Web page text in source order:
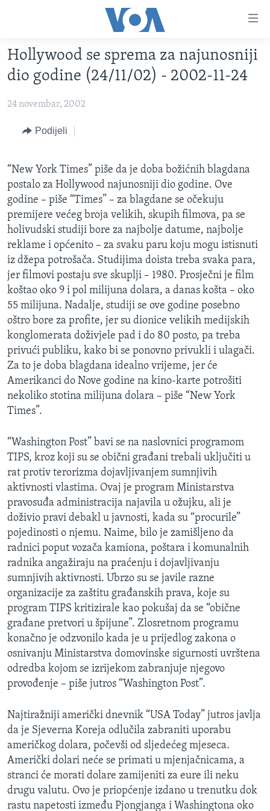
glavni
sadržaj
na
navigaciju
na
pretragu
TV PROGRAM
VIDEO
FOTOGRAFIJE DANA
VIJESTI
BOSNA I HERCEGOVINA
SVIJET
SPECIJALNI PROJEKTI
KORUPCIJA
SLOBODA MEDIJA
ŽENSKA STRANA
IZBJEGLIČKA STRANA
MAGAZIN
O GLASU AMERIKE
Learning English
PRATITE NAS
Hollywood se sprema za najunosniji
dio godine (24/11/02) - 2002-11-24
24 novembar, 2002
Podijeli
“New York Times” piše da je doba božićnih blagdana
postalo za Hollywood najunosniji dio godine. Ove
godine – piše “Times” – za blagdane se očekuju
premijere većeg broja velikih, skupih filmova, pa se
holivudski studiji bore za najbolje datume, najbolje
reklame i općenito – za svaku paru koju mogu istisnuti
iz džepa potrošača. Studijima doista treba svaka para,
jer filmovi postaju sve skuplji – 1980. Prosječni je film
koštao oko 9 i pol milijuna dolara, a danas košta – oko
55 milijuna. Nadalje, studiji se ove godine posebno
oštro bore za profite, jer su dionice velikih medijskih
konglomerata doživjele pad i do 80 posto, pa treba
privući publiku, kako bi se ponovno privukli i ulagači.
Za to je doba blagdana idealno vrijeme, jer će
Amerikanci do Nove godine na kino-karte potrošiti
nekoliko stotina milijuna dolara – piše “New York
Times”.
“Washington Post” bavi se na naslovnici programom
TIPS, kroz koji su se obični građani trebali uključiti u
rat protiv terorizma dojavljivanjem sumnjivih
aktivnosti vlastima. Ovaj je program Ministarstva
pravosuđa administracija najavila u ožujku, ali je
doživio pravi debakl u javnosti, kada su “procurile”
pojedinosti o njemu. Naime, bilo je zamišljeno da
radnici poput vozača kamiona, poštara i komunalnih
radnika angažiraju na praćenju i dojavljivanju
sumnjivih aktivnosti. Ubrzo su se javile razne
organizacije za zaštitu građanskih prava, koje su
program TIPS kritizirale kao pokušaj da se “obične
građane pretvori u špijune”. Zlosretnom programu
konačno je odzvonilo kada je u prijedlog zakona o
osnivanju Ministarstva domovinske sigurnosti uvrštena
odredba kojom se izrijekom zabranjuje njegovo
provođenje – piše jutros “Washington Post”.
Najtiražniji američki dnevnik “USA Today” jutros javlja
da je Sjeverna Koreja odlučila zabraniti uporabu
američkog dolara, počevši od sljedećeg mjeseca.
Američki dolari neće se primati u mjenjačnicama, a
stranci će morati dolare zamijeniti za eure ili neku
drugu valutu. Ovo je priopćenje izdano u trenutku dok
rastu napetosti između Pjongjanga i Washingtona oko